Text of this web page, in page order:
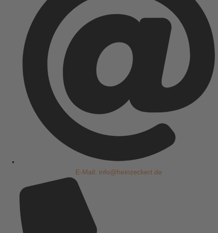
E-Mail: info@heinzeckert.de